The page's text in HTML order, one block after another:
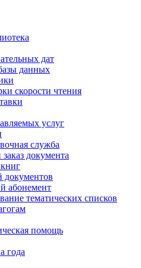
дат
данных
скорости чтения
услуг
служба
документа
документов
абонемент
тематических списков
помощь
года